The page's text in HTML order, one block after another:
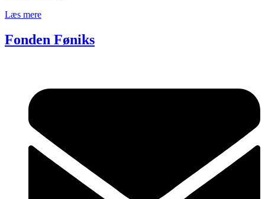
Læs mere
Fonden Føniks